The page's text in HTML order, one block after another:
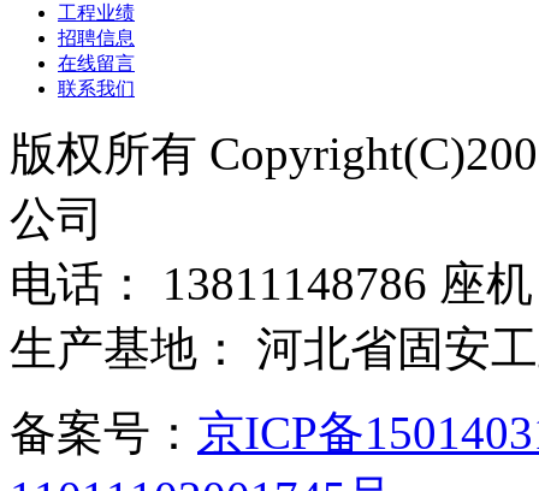
工程业绩
招聘信息
在线留言
联系我们
版权所有
公司
电话： 13811148786 座
生产基地： 河北省固
备案号： 京ICP备